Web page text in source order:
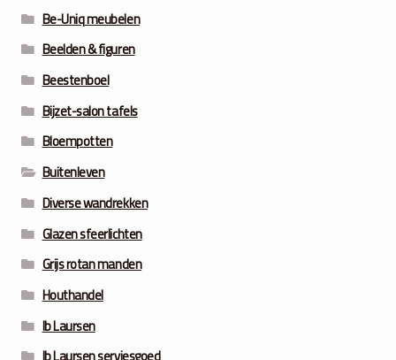
Be-Uniq meubelen
Beelden & figuren
Beestenboel
Bijzet-salon tafels
Bloempotten
Buitenleven
Diverse wandrekken
Glazen sfeerlichten
Grijs rotan manden
Houthandel
Ib Laursen